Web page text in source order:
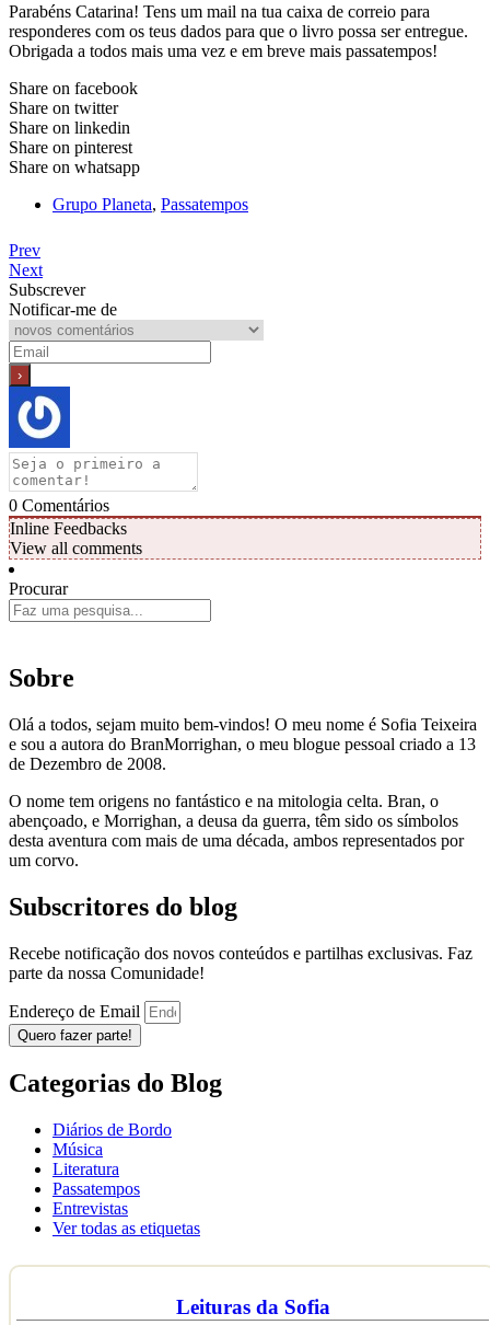
Parabéns Catarina! Tens um mail na tua caixa de correio para
responderes com os teus dados para que o livro possa ser entregue.
Obrigada a todos mais uma vez e em breve mais passatempos!
Share on facebook
Share on twitter
Share on linkedin
Share on pinterest
Share on whatsapp
Grupo Planeta, Passatempos
Prev
Next
Subscrever
Notificar-me de
0 Comentários
Inline Feedbacks
View all comments
Procurar
Sobre
Olá a todos, sejam muito bem-vindos! O meu nome é Sofia Teixeira
e sou a autora do BranMorrighan, o meu blogue pessoal criado a 13
de Dezembro de 2008.
O nome tem origens no fantástico e na mitologia celta. Bran, o
abençoado, e Morrighan, a deusa da guerra, têm sido os símbolos
desta aventura com mais de uma década, ambos representados por
um corvo.
Subscritores do blog
Recebe notificação dos novos conteúdos e partilhas exclusivas. Faz
parte da nossa Comunidade!
Endereço de Email
Quero fazer parte!
Categorias do Blog
Diários de Bordo
Música
Literatura
Passatempos
Entrevistas
Ver todas as etiquetas
Leituras da Sofia